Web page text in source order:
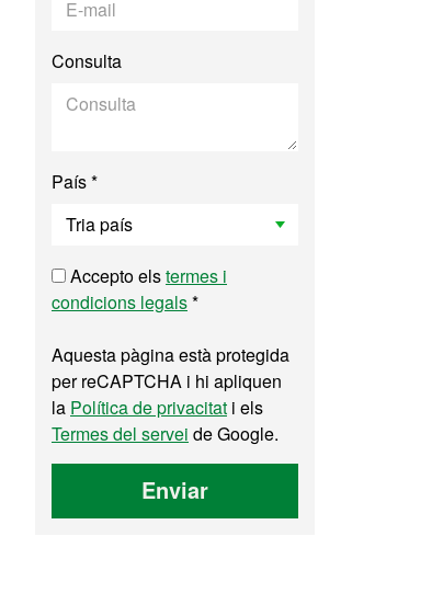
Consulta
País *
Accepto elstermes i
condicions legals*
Aquesta pàgina està protegida
per reCAPTCHA i hi apliquen
la Política de privacitat i els
Termes del servei de Google.
Enviar